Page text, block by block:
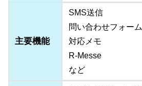
主要機能
SMS送信
問い合わせフォーム
対応メモ
R-Messe
など